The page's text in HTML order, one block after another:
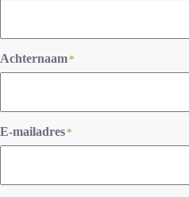
Achternaam*
E-mailadres*